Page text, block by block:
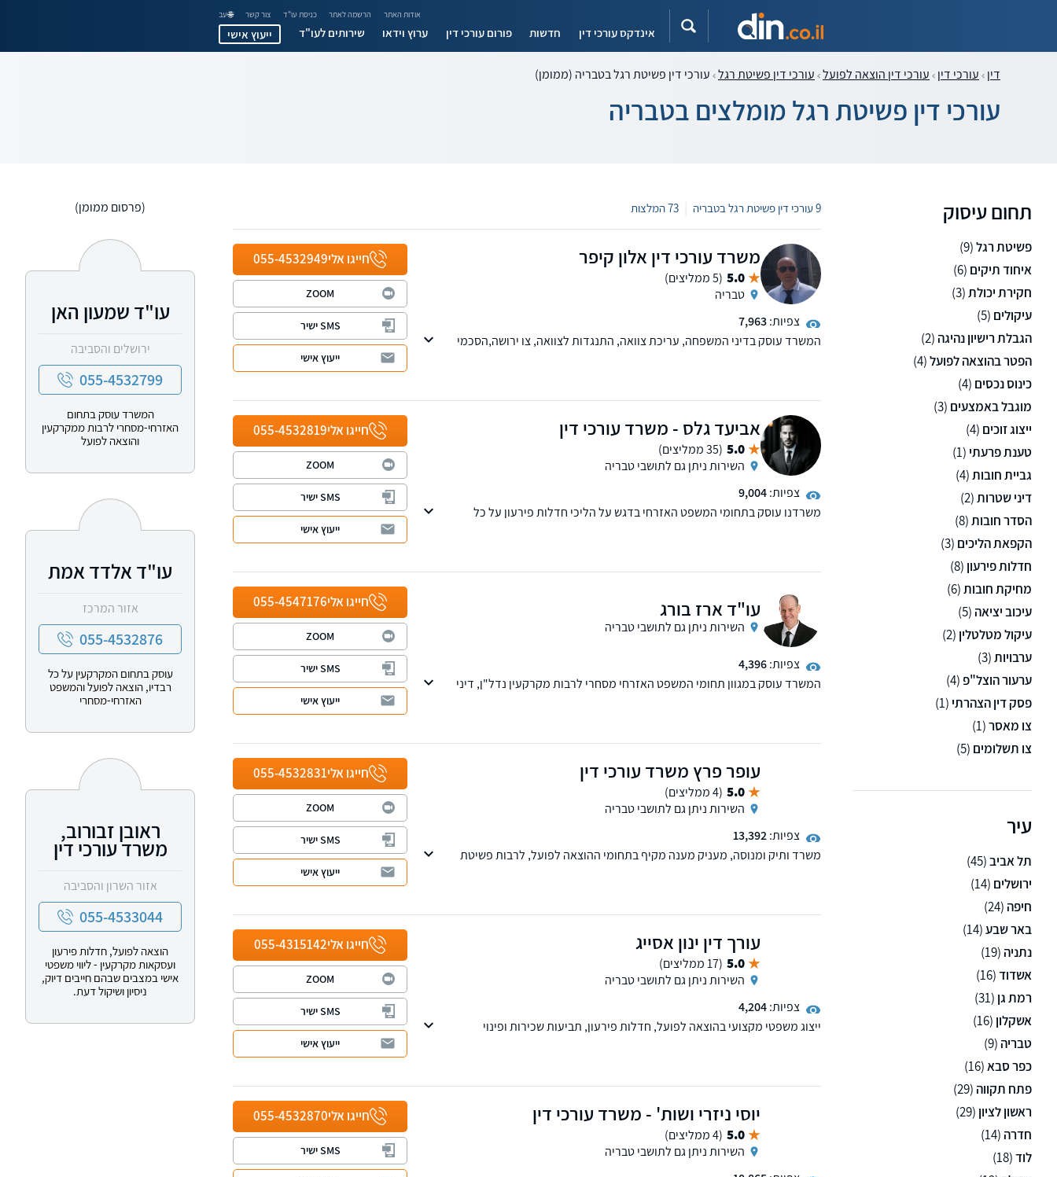
אודות האתר הרשמה לאתר כניסת עו"ד צור קשר 🌐 עב
אינדקס עורכי דין חדשות פורום עורכי דין ערוץ וידאו שירותים לעו"ד ייעוץ אישי
דין עורכי דין עורכי דין הוצאה לפועל עורכי דין פשיטת רגל עורכי דין פשיטת רגל בטבריה (ממומן)
עורכי דין פשיטת רגל מומלצים בטבריה
תחום עיסוק
פשיטת רגל(9)
איחוד תיקים (6)
חקירת יכולת(3)
עיקולים (5)
הגבלת רישיון נהיגה (2)
הפטר בהוצאה לפועל(4)
כינוס נכסים (4)
מוגבל באמצעים (3)
ייצוג זוכים (4)
טענת פרעתי (1)
גביית חובות(4)
דיני שטרות(2)
הסדר חובות(8)
הקפאת הליכים (3)
חדלות פירעון (8)
מחיקת חובות(6)
עיכוב יציאה (5)
עיקול מטלטלין (2)
ערבויות(3)
ערעור הוצל"פ (4)
פסק דין הצהרתי (1)
צו מאסר(1)
צו תשלומים (5)
עיר
תל אביב(45)
ירושלים (14)
חיפה (24)
באר שבע(14)
נתניה (19)
אשדוד(16)
רמת גן (31)
אשקלון (16)
טבריה (9)
כפר סבא(16)
פתח תקווה (29)
ראשון לציון (29)
חדרה (14)
לוד(18)
9 עורכי דין פשיטת רגל בטבריה 73 המלצות
משרד עורכי דין אלון קיפר
5.0 (5 ממליצים)
טבריה
צפיות:7,963
המשרד עוסק בדיני המשפחה, עריכת צוואה, התנגדות לצוואה, צו ירושה,הסכמי
חייגו אלי055-4532949
ZOOM
SMS ישיר
ייעוץ אישי
אביעד גלס - משרד עורכי דין
5.0 (35 ממליצים)
השירות ניתן גם לתושבי טבריה
צפיות:9,004
משרדנו עוסק בתחומי המשפט האזרחי בדגש על הליכי חדלות פירעון על כל
חייגו אלי055-4532819
ZOOM
SMS ישיר
ייעוץ אישי
עו"ד ארז בורג
השירות ניתן גם לתושבי טבריה
צפיות:4,396
המשרד עוסק במגוון תחומי המשפט האזרחי מסחרי לרבות מקרקעין נדל"ן, דיני
חייגו אלי055-4547176
ZOOM
SMS ישיר
ייעוץ אישי
עופר פרץ משרד עורכי דין
5.0 (4 ממליצים)
השירות ניתן גם לתושבי טבריה
צפיות:13,392
משרד ותיק ומנוסה, מעניק מענה מקיף בתחומי ההוצאה לפועל, לרבות פשיטת
חייגו אלי055-4532831
ZOOM
SMS ישיר
ייעוץ אישי
עורך דין ינון אסייג
5.0 (17 ממליצים)
השירות ניתן גם לתושבי טבריה
צפיות:4,204
ייצוג משפטי מקצועי בהוצאה לפועל, חדלות פירעון, תביעות שכירות ופינוי
חייגו אלי055-4315142
ZOOM
SMS ישיר
ייעוץ אישי
יוסי ניזרי ושות' - משרד עורכי דין
5.0 (4 ממליצים)
השירות ניתן גם לתושבי טבריה
חייגו אלי055-4532870
SMS ישיר
(פרסום ממומן)
עו"ד שמעון האן
ירושלים והסביבה
055-4532799
המשרד עוסק בתחום
האזרחי-מסחרי לרבות ממקרקעין
והוצאה לפועל
עו"ד אלדד אמת
אזור המרכז
055-4532876
עוסק בתחום המקרקעין על כל
רבדיו, הוצאה לפועל והמשפט
האזרחי-מסחרי
ראובן זבורוב,
משרד עורכי דין
אזור השרון והסביבה
055-4533044
הוצאה לפועל, חדלות פירעון
ועסקאות מקרקעין - ליווי משפטי
אישי במצבים שבהם חייבים דיוק,
ניסיון ושיקול דעת.